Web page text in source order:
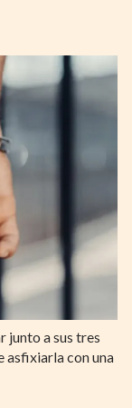
junto a sus tres
asfixiarla con una